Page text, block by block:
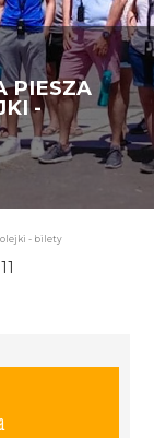
PIESZA
-
- bilety